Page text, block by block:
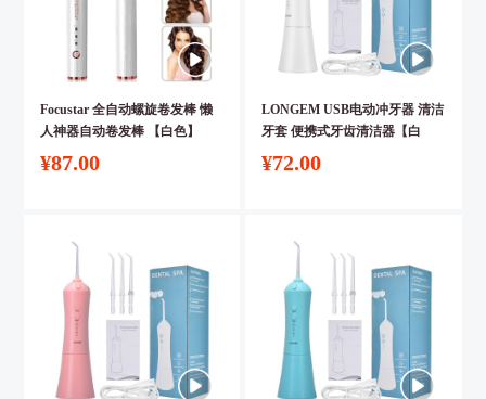
Focustar 全自动螺旋卷发棒 懒
人神器自动卷发棒 【白色】
¥87.00
LONGEM USB电动冲牙器 清洁
牙套 便携式牙齿清洁器【白
¥72.00